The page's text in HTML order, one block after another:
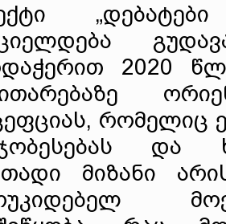
2020
რომელიც
და
მიზანი